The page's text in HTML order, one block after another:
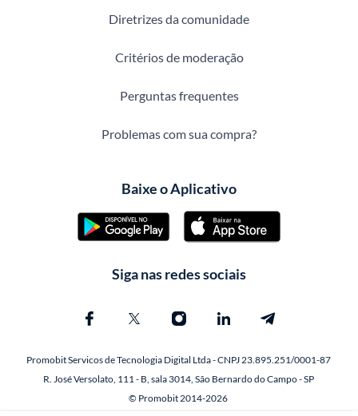
Diretrizes da comunidade
Critérios de moderação
Perguntas frequentes
Problemas com sua compra?
Baixe o Aplicativo
Siga nas redes sociais
Promobit Servicos de Tecnologia Digital Ltda - CNPJ 23.895.251/0001-87
R. José Versolato, 111 - B, sala 3014, São Bernardo do Campo - SP
© Promobit 2014-2026